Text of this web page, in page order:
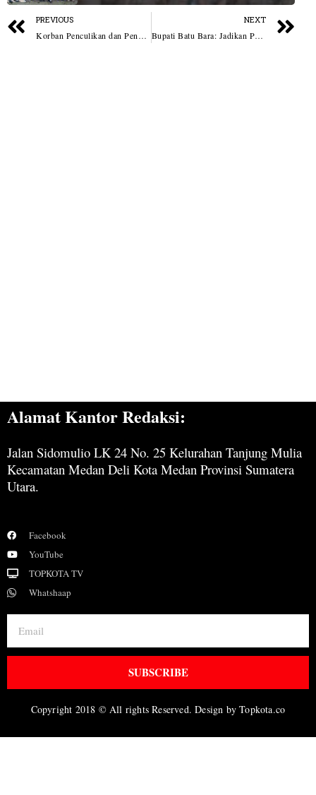
PREVIOUS
Korban Penculikan dan Penganiayaan Telah Divisum, Danramil 0201-03/Medan Denai: “Sangat Prihatin Akan Hal Ini, Kita Kejar Secara Hukum”
NEXT
Bupati Batu Bara: Jadikan Pancasila Ideologi Hidup Untuk Persatuan Bangsa
Alamat Kantor Redaksi:
Jalan Sidomulio LK 24 No. 25 Kelurahan Tanjung Mulia
Kecamatan Medan Deli Kota Medan Provinsi Sumatera
Utara.
Facebook
YouTube
TOPKOTA TV
Whatshaap
SUBSCRIBE
Copyright 2018 © All rights Reserved. Design by Topkota.co